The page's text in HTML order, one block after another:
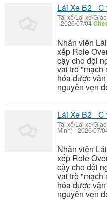
Lái Xe B2
Tài xế/Lái xe/
-2026/07/04
Nhân viên
xếp Role
cậy cho đội
vai trò "mạch
hóa được
nguyên vẹn
Lái Xe B2
Tài xế/Lái xe/
Minh) -2026/07/
Nhân viên
xếp Role
cậy cho đội
vai trò "mạch
hóa được
nguyên vẹn